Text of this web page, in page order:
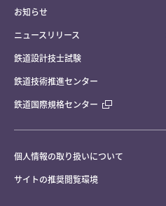
お知らせ
ニュースリリース
鉄道設計技士試験
鉄道技術推進センター
鉄道国際規格センター
個人情報の取り扱いについて
サイトの推奨閲覧環境